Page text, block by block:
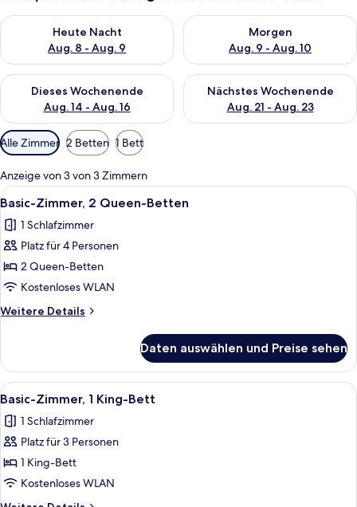
Heute Nacht
Aug. 8 - Aug. 9
Überprüfe die Verfügbarkeit für heute Nacht, Aug. 8 - Aug. 9.
Morgen
Aug. 9 - Aug. 10
Überprüfe die Verfügbarkeit
Dieses Wochenende
Aug. 14 - Aug. 16
Überprüfe die Verfügbarkeit für dieses Wochenende, Aug. 14
Nächstes Wochenende
Aug. 21 - Aug. 23
Überprüfe die Verfügbarkeit
Verfügbare
Filter
für
Zimmer
Alle Zimmer 2 Betten 1 Bett
Anzeige von 3 von 3 Zimmern
Alle
Fotos
für
Basic-
Zimmer,
2 Queen-
Betten
anzeigen
Basic-Zimmer, 2 Queen-Betten |
2
Basic-Zimmer, 2 Queen-Betten
1 Schlafzimmer
Platz für 4 Personen
2 Queen-Betten
Kostenloses WLAN
Weitere Details
Weitere
Zimmer,
2 Queen-
Betten
Daten auswählen und Preise sehen
Alle
Fotos
für
Basic-
Zimmer,
1 King-
Bett
Ein Hotelzimmer mit einem Bett,
2
Basic-Zimmer, 1 King-Bett
1 Schlafzimmer
Platz für 3 Personen
1 King-Bett
Kostenloses WLAN